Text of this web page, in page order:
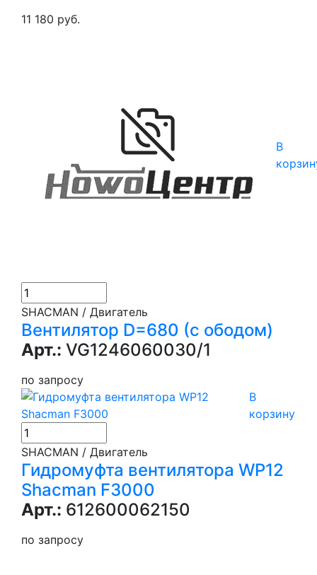
11 180 руб.
В
SHACMAN / Двигатель
Вентилятор D=680 (с ободом)
Арт.: VG1246060030/1
по запросу
В
корзину
SHACMAN / Двигатель
Гидромуфта вентилятора WP12
Shacman F3000
Арт.: 612600062150
по запросу